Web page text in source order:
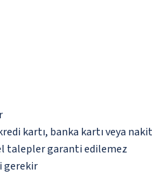
kartı, banka kartı veya
talepler garanti edilemez
gerekir